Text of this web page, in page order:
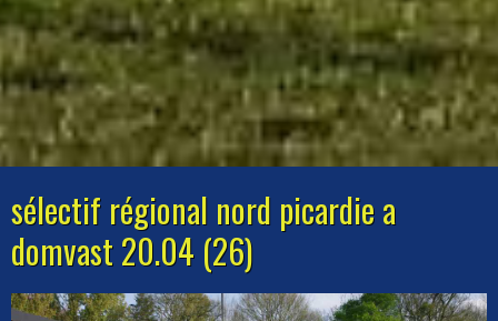
sélectif régional nord picardie a
domvast 20.04 (26)